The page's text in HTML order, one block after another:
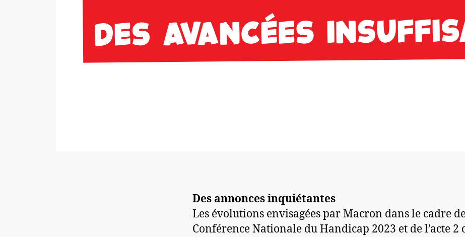
Des annonces inquiétantes
Les évolutions envisagées par Macron dans le cadre
Conférence Nationale du Handicap 2023 et de l’acte 2